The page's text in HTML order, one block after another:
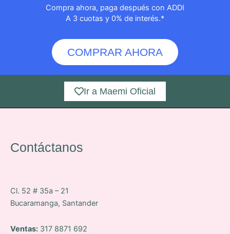
Compra ahora, paga después con ADDI
A 3 cuotas y 0% de interés.*
COMPRAR AHORA
Ir a Maemi Oficial
Contáctanos
Cl. 52 # 35a – 21
Bucaramanga, Santander
Ventas: 317 8871 692